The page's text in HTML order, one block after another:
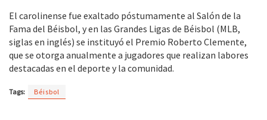
El carolinense fue exaltado póstumamente al Salón de la
Fama del Béisbol, y en las Grandes Ligas de Béisbol (MLB,
siglas en inglés) se instituyó el Premio Roberto Clemente,
que se otorga anualmente a jugadores que realizan labores
destacadas en el deporte y la comunidad.
Tags: Béisbol